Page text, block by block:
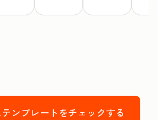
ンプレートをチェックする